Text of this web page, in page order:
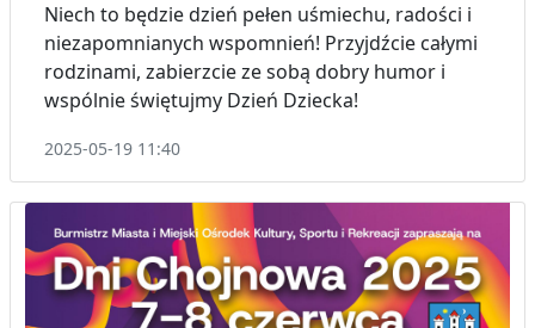
Niech to będzie dzień pełen uśmiechu, radości i
niezapomnianych wspomnień! Przyjdźcie całymi
rodzinami, zabierzcie ze sobą dobry humor i
wspólnie świętujmy Dzień Dziecka!
2025-05-19 11:40